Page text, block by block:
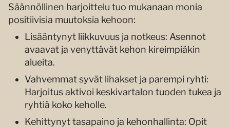
Säännöllinen harjoittelu tuo mukanaan monia
positiivisia muutoksia kehoon:
Lisääntynyt liikkuvuus ja notkeus: Asennot
avaavat ja venyttävät kehon kireimpiäkin
alueita.
Vahvemmat syvät lihakset ja parempi ryhti:
Harjoitus aktivoi keskivartalon tuoden tukea ja
ryhtiä koko keholle.
Kehittynyt tasapaino ja kehonhallinta: Opit